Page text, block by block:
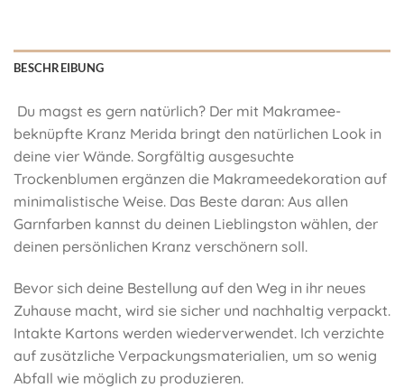
BESCHREIBUNG
Du magst es gern natürlich? Der mit Makramee-
beknüpfte Kranz Merida bringt den natürlichen Look in
deine vier Wände. Sorgfältig ausgesuchte
Trockenblumen ergänzen die Makrameedekoration auf
minimalistische Weise. Das Beste daran: Aus allen
Garnfarben kannst du deinen Lieblingston wählen, der
deinen persönlichen Kranz verschönern soll.
Bevor sich deine Bestellung auf den Weg in ihr neues
Zuhause macht, wird sie sicher und nachhaltig verpackt.
Intakte Kartons werden wiederverwendet. Ich verzichte
auf zusätzliche Verpackungsmaterialien, um so wenig
Abfall wie möglich zu produzieren.